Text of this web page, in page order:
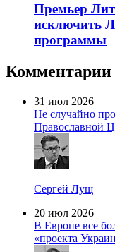
Премьер
исключить
программы
Комментарии
31 июл 2026
Не случайно
Православной
Сергей Лущ
20 июл 2026
В Европе все
«проекта